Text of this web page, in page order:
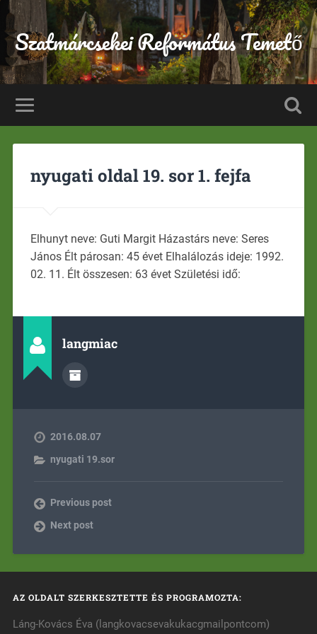
Szatmárcsekei Református Temető
nyugati oldal 19. sor 1. fejfa
Elhunyt neve: Guti Margit Házastárs neve: Seres
János Élt párosan: 45 évet Elhalálozás ideje: 1992.
02. 11. Élt összesen: 63 évet Születési idő:
langmiac
2016.08.07
nyugati 19.sor
Previous post
Next post
AZ OLDALT SZERKESZTETTE ÉS PROGRAMOZTA:
Láng-Kovács Éva (langkovacsevakukacgmailpontcom)